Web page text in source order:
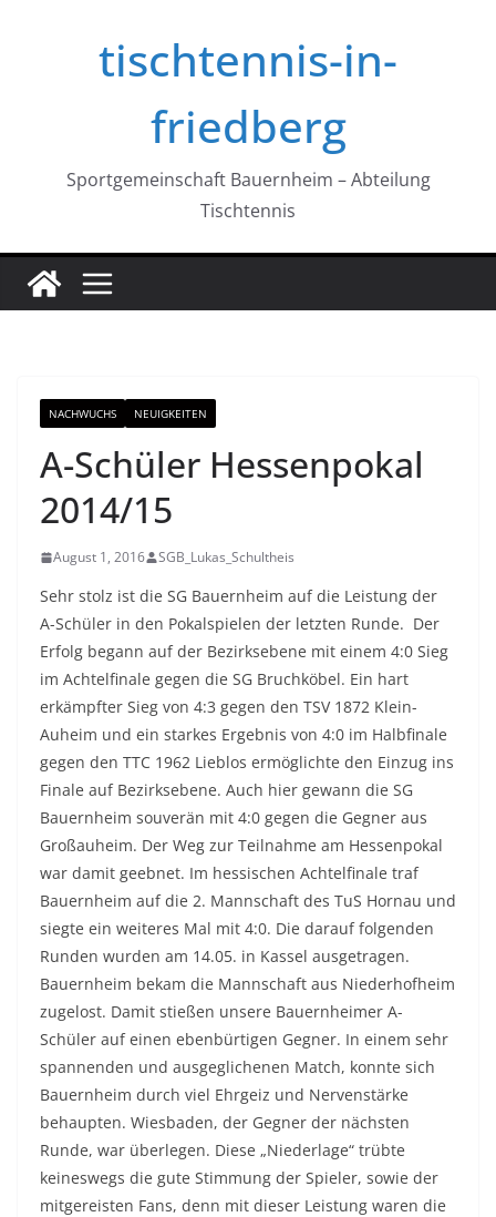
tischtennis-in-
friedberg
Sportgemeinschaft Bauernheim – Abteilung
Tischtennis
NACHWUCHS NEUIGKEITEN
A-Schüler Hessenpokal
2014/15
August 1, 2016 SGB_Lukas_Schultheis
Sehr stolz ist die SG Bauernheim auf die Leistung der
A-Schüler in den Pokalspielen der letzten Runde. Der
Erfolg begann auf der Bezirksebene mit einem 4:0 Sieg
im Achtelfinale gegen die SG Bruchköbel. Ein hart
erkämpfter Sieg von 4:3 gegen den TSV 1872 Klein-
Auheim und ein starkes Ergebnis von 4:0 im Halbfinale
gegen den TTC 1962 Lieblos ermöglichte den Einzug ins
Finale auf Bezirksebene. Auch hier gewann die SG
Bauernheim souverän mit 4:0 gegen die Gegner aus
Großauheim. Der Weg zur Teilnahme am Hessenpokal
war damit geebnet. Im hessischen Achtelfinale traf
Bauernheim auf die 2. Mannschaft des TuS Hornau und
siegte ein weiteres Mal mit 4:0. Die darauf folgenden
Runden wurden am 14.05. in Kassel ausgetragen.
Bauernheim bekam die Mannschaft aus Niederhofheim
zugelost. Damit stießen unsere Bauernheimer A-
Schüler auf einen ebenbürtigen Gegner. In einem sehr
spannenden und ausgeglichenen Match, konnte sich
Bauernheim durch viel Ehrgeiz und Nervenstärke
behaupten. Wiesbaden, der Gegner der nächsten
Runde, war überlegen. Diese „Niederlage“ trübte
keineswegs die gute Stimmung der Spieler, sowie der
mitgereisten Fans, denn mit dieser Leistung waren die